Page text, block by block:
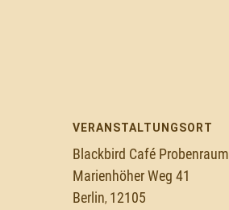
VERANSTALTUNGSORT
Blackbird Café Probenraum
Marienhöher Weg 41
Berlin, 12105